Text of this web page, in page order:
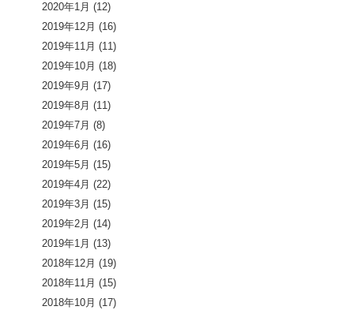
2020年1月 (12)
2019年12月 (16)
2019年11月 (11)
2019年10月 (18)
2019年9月 (17)
2019年8月 (11)
2019年7月 (8)
2019年6月 (16)
2019年5月 (15)
2019年4月 (22)
2019年3月 (15)
2019年2月 (14)
2019年1月 (13)
2018年12月 (19)
2018年11月 (15)
2018年10月 (17)